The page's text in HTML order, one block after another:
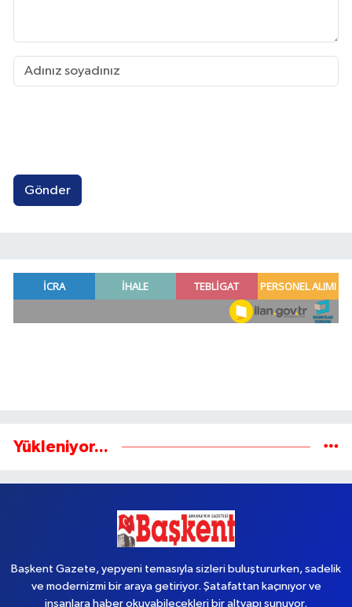
Gönder
Yükleniyor...
Başkent Gazete, yepyeni temasıyla sizleri buluştururken, sadelik
ve modernizmi bir araya getiriyor. Şatafattan kaçınıyor ve
insanlara haber okuyabilecekleri bir altyapı sunuyor.